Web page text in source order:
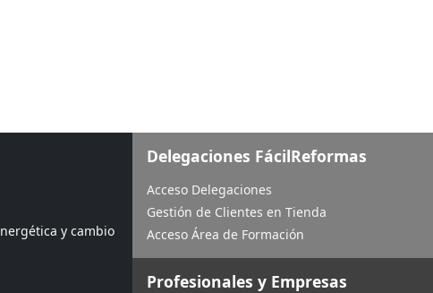
y cambio
Delegaciones FácilReformas
Acceso Delegaciones
Gestión de Clientes en Tienda
Acceso Área de Formación
Profesionales y Empresas